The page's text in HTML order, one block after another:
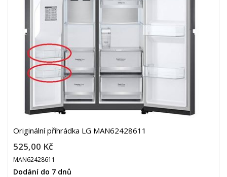
Originální přihrádka LG MAN62428611
525,00 Kč
MAN62428611
Dodání do 7 dnů